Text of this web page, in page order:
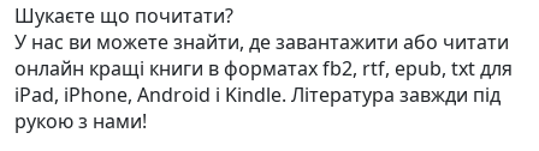
Шукаєте що почитати?
У нас ви можете знайти, де завантажити або читати
онлайн кращі книги в форматах fb2, rtf, epub, txt для
iPad, iPhone, Android і Kindle. Література завжди під
рукою з нами!